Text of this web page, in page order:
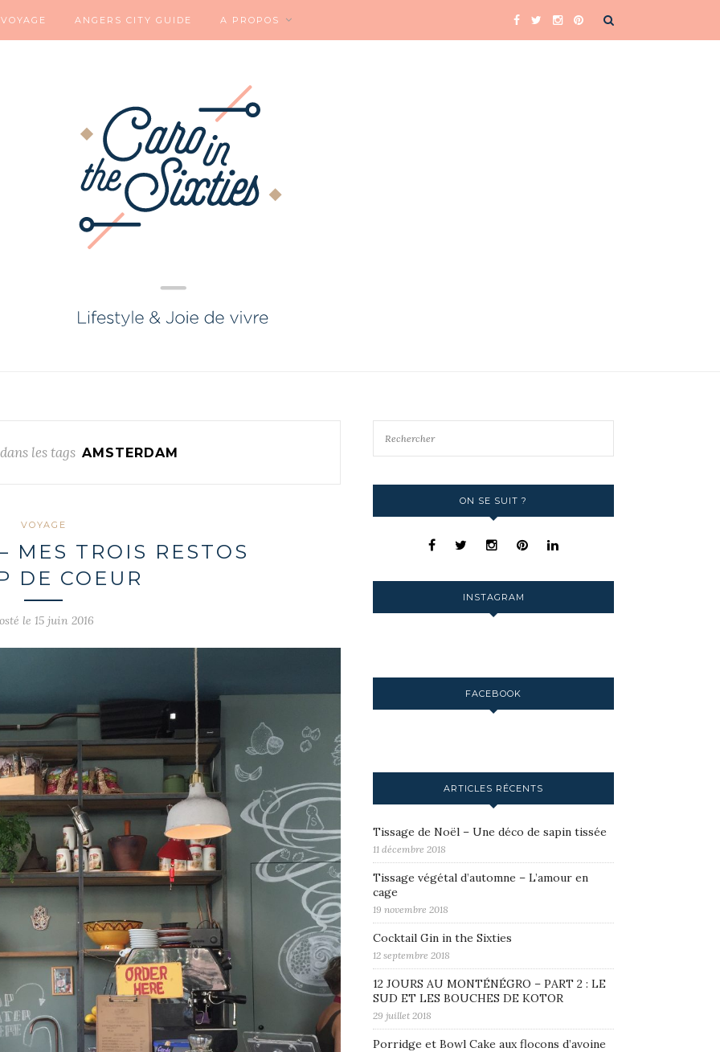
VOYAGE ANGERS CITY GUIDE A PROPOS
les tags AMSTERDAM
VOYAGE
MES TROIS RESTOS
DE COEUR
le 15 juin 2016
ON SE SUIT ?
INSTAGRAM
FACEBOOK
ARTICLES RÉCENTS
Tissage de Noël – Une déco de sapin tissée
11 décembre 2018
Tissage végétal d’automne – L’amour en
cage
19 novembre 2018
Cocktail Gin in the Sixties
12 septembre 2018
12 JOURS AU MONTÉNÉGRO – PART 2 : LE
SUD ET LES BOUCHES DE KOTOR
29 juillet 2018
Porridge et Bowl Cake aux flocons d’avoine